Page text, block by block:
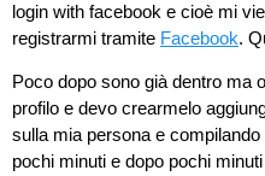
login with facebook e cioè mi
registrarmi tramite Facebook.
Poco dopo sono già dentro ma
profilo e devo crearmelo
sulla mia persona e
pochi minuti e dopo pochi